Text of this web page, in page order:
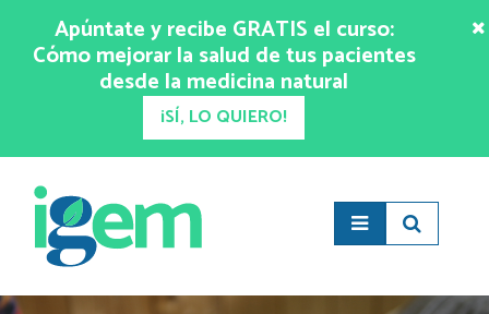
Apúntate y recibe GRATIS el curso:
Cómo mejorar la salud de tus pacientes
desde la medicina natural
¡SÍ, LO QUIERO!